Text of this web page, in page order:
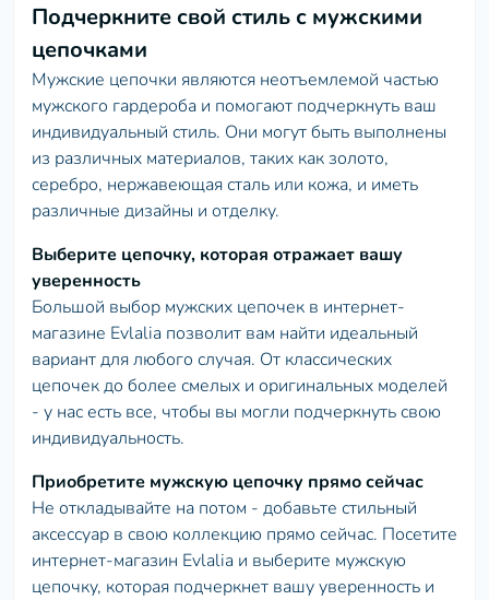
Подчеркните свой стиль с мужскими
цепочками
Мужские цепочки являются неотъемлемой частью
мужского гардероба и помогают подчеркнуть ваш
индивидуальный стиль. Они могут быть выполнены
из различных материалов, таких как золото,
серебро, нержавеющая сталь или кожа, и иметь
различные дизайны и отделку.
Выберите цепочку, которая отражает вашу
уверенность
Большой выбор мужских цепочек в интернет-
магазине Evlalia позволит вам найти идеальный
вариант для любого случая. От классических
цепочек до более смелых и оригинальных моделей
- у нас есть все, чтобы вы могли подчеркнуть свою
индивидуальность.
Приобретите мужскую цепочку прямо сейчас
Не откладывайте на потом - добавьте стильный
аксессуар в свою коллекцию прямо сейчас. Посетите
интернет-магазин Evlalia и выберите мужскую
цепочку, которая подчеркнет вашу уверенность и